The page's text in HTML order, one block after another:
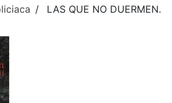
LAS QUE NO DUERMEN.